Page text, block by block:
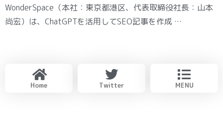
WonderSpace（本社：東京都港区、代表取締役社長：山本
尚宏）は、ChatGPTを活用してSEO記事を作成 …
Home Twitter MENU